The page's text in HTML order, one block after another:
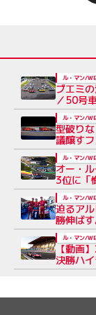
ブエミ
／50号
Topics
ル・マン/
型破り
議醸す
ル・マン/
オー・
3位に「
ル・マン/
迫るア
勝伸ば
【WEC
ル・マン/
【動画
決勝ハ
ル・マン/